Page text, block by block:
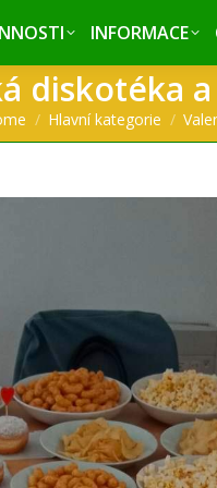
INFORMACE
diskotéka
are here:Hlavní kategorie
INFORMACE